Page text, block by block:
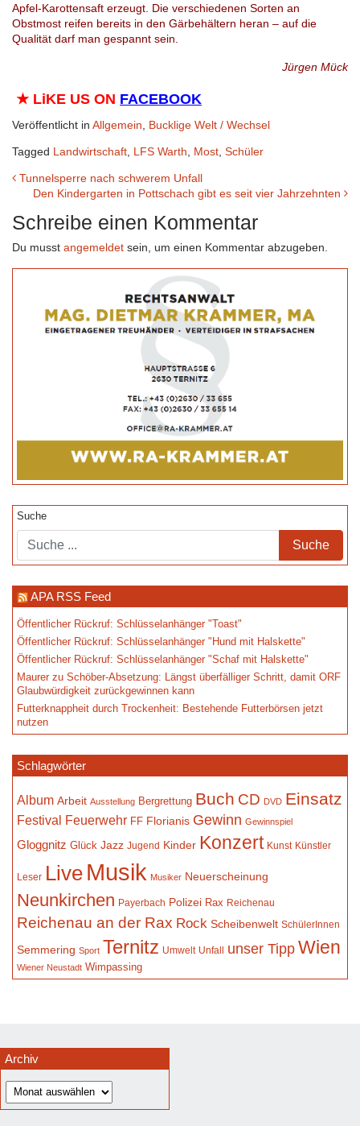
Apfel-Karottensaft erzeugt. Die verschiedenen Sorten an
Obstmost reifen bereits in den Gärbehältern heran – auf die
Qualität darf man gespannt sein.
Jürgen Mück
★ LiKE US ON FACEBOOK
Veröffentlicht in Allgemein Bucklige Welt / Wechsel
Tagged Landwirtschaft LFS Warth Most Schüler
Beitrags-
Navigation
Tunnelsperre nach schwerem Unfall
Den Kindergarten in Pottschach gibt es seit vier Jahrzehnten
Schreibe einen Kommentar
Du musst angemeldet sein, um einen Kommentar abzugeben.
Suche
APA RSS Feed
Öffentlicher Rückruf: Schlüsselanhänger "Toast"
Öffentlicher Rückruf: Schlüsselanhänger "Hund mit Halskette"
Öffentlicher Rückruf: Schlüsselanhänger "Schaf mit Halskette"
Maurer zu Schöber-Absetzung: Längst überfälliger Schritt, damit ORF
Glaubwürdigkeit zurückgewinnen kann
Futterknappheit durch Trockenheit: Bestehende Futterbörsen jetzt
nutzen
Schlagwörter
Album Arbeit Ausstellung Bergrettung Buch CD DVD Einsatz
Festival Feuerwehr FF Florianis Gewinn Gewinnspiel
Gloggnitz Glück Jazz Jugend Kinder Konzert Kunst Künstler
Leser Live Musik Musiker Neuerscheinung
Neunkirchen Payerbach Polizei Rax Reichenau
Reichenau an der Rax Rock Scheibenwelt SchülerInnen
Semmering Sport Ternitz Umwelt Unfall unser TippWien
Wiener Neustadt Wimpassing
Archiv
Archiv